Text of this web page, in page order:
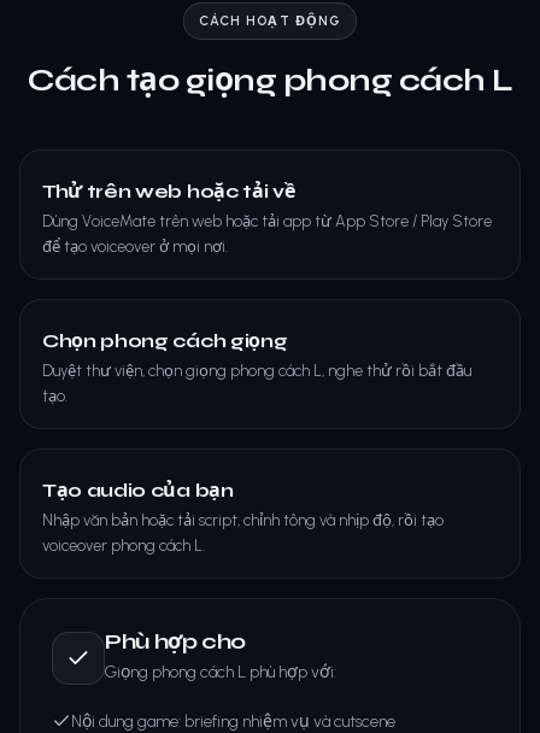
CÁCH HOẠT ĐỘNG
Cách tạo giọng phong cách L
Thử trên web hoặc tải về
Dùng VoiceMate trên web hoặc tải app từ App Store / Play Store
để tạo voiceover ở mọi nơi.
Chọn phong cách giọng
Duyệt thư viện, chọn giọng phong cách L, nghe thử rồi bắt đầu
tạo.
Tạo audio của bạn
Nhập văn bản hoặc tải script, chỉnh tông và nhịp độ, rồi tạo
voiceover phong cách L.
Phù hợp cho
Giọng phong cách L phù hợp với:
Nội dung game: briefing nhiệm vụ và cutscene